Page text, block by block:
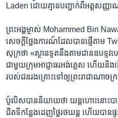
Laden ​ដោយ​គ្មាន​បញ្ជាក់​ពី​អត្តសញ្ញ
ព្រះអង្គ​ម្ចាស់ Mohammed Bin
សេចក្តី​ថ្លែងការណ៍​ដែល​បាន​ផ្ញើ​តាម
សុក្រ​ថា «ស្ថាន​ទូត​នឹង​តាមដាន​ឧបទ្ទវ
ជាមួយ​ក្រុម​អាជ្ញាធរ​អង់គ្លេស ​ហើយ​និង​
របស់​ជន​រងគ្រោះ​ទៅ​ឲ្យ​ព្រះ​រាជាណាចក្
ប៉ូលិស​បា​ន​និយាយ​ថា ​យន្តហោះ​នោះ​បា
ជិត​ទី​កន្លែង​ដេញ​ថ្លៃ​រថយន្ត ​ហើយ​បាន​